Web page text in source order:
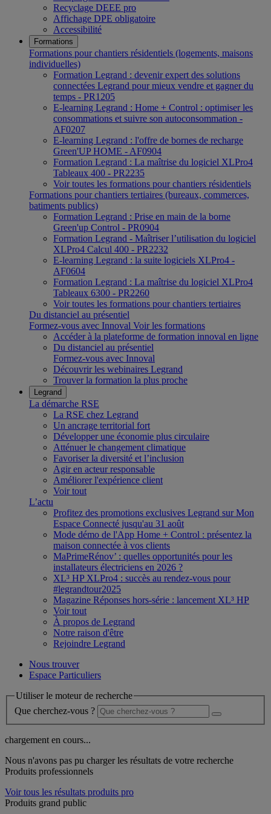
Recyclage DEEE pro
Affichage DPE obligatoire
Accessibilité
Formations
Formations pour chantiers résidentiels (logements, maisons
individuelles)
Formation Legrand : devenir expert des solutions
connectées Legrand pour mieux vendre et gagner du
temps - PR1205
E-learning Legrand : Home + Control : optimiser les
consommations et suivre son autoconsommation -
AF0207
E-learning Legrand : l'offre de bornes de recharge
Green'UP HOME - AF0904
Formation Legrand : La maîtrise du logiciel XLPro4
Tableaux 400 - PR2235
Voir toutes les formations pour chantiers résidentiels
Formations pour chantiers tertiaires (bureaux, commerces,
batiments publics)
Formation Legrand : Prise en main de la borne
Green'up Control - PR0904
Formation Legrand - Maîtriser l’utilisation du logiciel
XLPro4 Calcul 400 - PR2232
E-learning Legrand : la suite logiciels XLPro4 -
AF0604
Formation Legrand : La maîtrise du logiciel XLPro4
Tableaux 6300 - PR2260
Voir toutes les formations pour chantiers tertiaires
Du distanciel au présentiel
Formez-vous avec Innoval Voir les formations
Accéder à la plateforme de formation innoval en ligne
Du distanciel au présentiel
Formez-vous avec Innoval
Découvrir les webinaires Legrand
Trouver la formation la plus proche
Legrand
La démarche RSE
La RSE chez Legrand
Un ancrage territorial fort
Développer une économie plus circulaire
Atténuer le changement climatique
Favoriser la diversité et l’inclusion
Agir en acteur responsable
Améliorer l'expérience client
Voir tout
L’actu
Profitez des promotions exclusives Legrand sur Mon
Espace Connecté jusqu'au 31 août
Mode démo de l'App Home + Control : présentez la
maison connectée à vos clients
MaPrimeRénov’ : quelles opportunités pour les
installateurs électriciens en 2026 ?
XL³ HP XLPro4 : succès au rendez-vous pour
#legrandtour2025
Magazine Réponses hors-série : lancement XL³ HP
Voir tout
À propos de Legrand
Notre raison d'être
Rejoindre Legrand
Nous trouver
Espace Particuliers
Utiliser le moteur de recherche
Que cherchez-vous ?
chargement en cours...
Nous n'avons pas pu charger les résultats de votre recherche
Produits professionnels
Voir tous les résultats produits pro
Produits grand public